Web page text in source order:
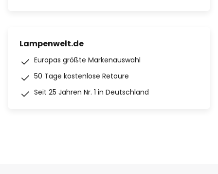
Lampenwelt.de
Europas größte Markenauswahl
50 Tage kostenlose Retoure
Seit 25 Jahren Nr. 1 in Deutschland